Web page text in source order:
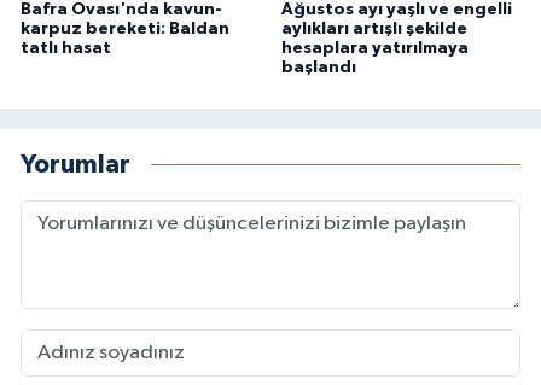
Bafra Ovası'nda kavun-
karpuz bereketi: Baldan
tatlı hasat
Ağustos ayı yaşlı ve engelli
aylıkları artışlı şekilde
hesaplara yatırılmaya
başlandı
Yorumlar